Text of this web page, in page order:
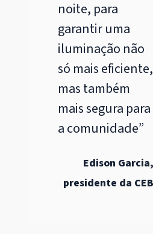
noite, para
garantir uma
iluminação não
só mais eficiente,
mas também
mais segura para
a comunidade”
Edison Garcia,
presidente da CEB